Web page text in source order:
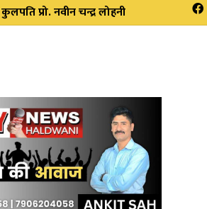
निर्देश सभी एजेंसी को किया अलर्ट